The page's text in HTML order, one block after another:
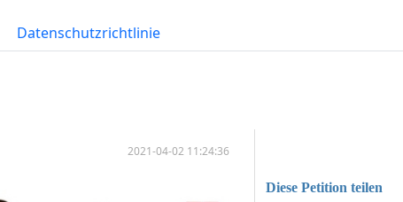
Datenschutzrichtlinie
2021-04-02 11:24:36
Diese Petition teilen